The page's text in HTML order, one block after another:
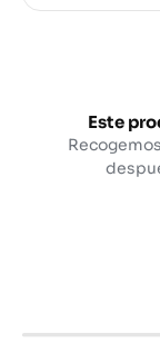
Este